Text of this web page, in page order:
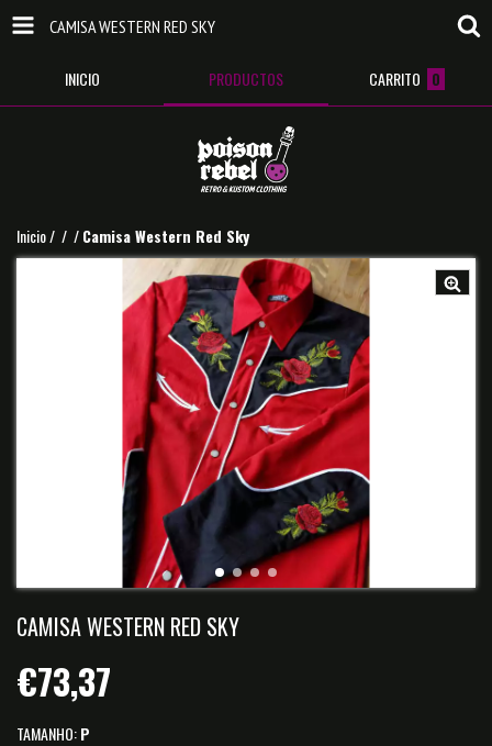
CAMISA WESTERN RED SKY
INICIO PRODUCTOS CARRITO 0
Inicio/ / /Camisa Western Red Sky
CAMISA WESTERN RED SKY
€73,37
TAMANHO:P